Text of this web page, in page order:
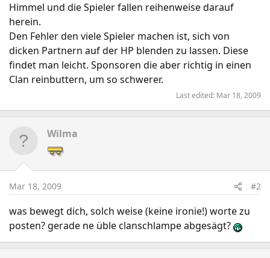
Himmel und die Spieler fallen reihenweise darauf
herein.
Den Fehler den viele Spieler machen ist, sich von
dicken Partnern auf der HP blenden zu lassen. Diese
findet man leicht. Sponsoren die aber richtig in einen
Clan reinbuttern, um so schwerer.
Last edited: Mar 18, 2009
Wilma
Mar 18, 2009 #2
was bewegt dich, solch weise (keine ironie!) worte zu
posten? gerade ne üble clanschlampe abgesägt?